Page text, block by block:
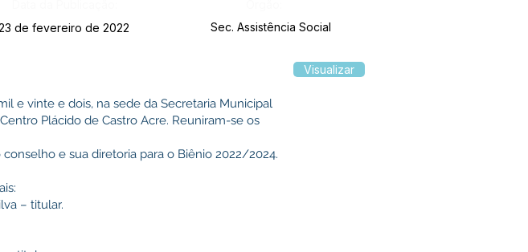
de fevereiro de 2022 Sec. Assistência Social
e vinte e dois, na sede da Secretaria Municipal
Plácido de Castro Acre. Reuniram-se os
e sua diretoria para o Biênio 2022/2024.
– titular.
Visualizar